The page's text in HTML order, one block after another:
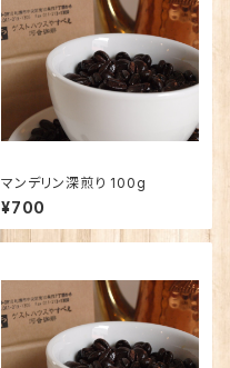
マンデリン深煎り 100g
¥700